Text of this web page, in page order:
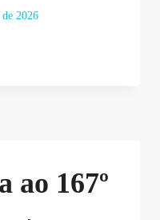
de 2026
ao 167º